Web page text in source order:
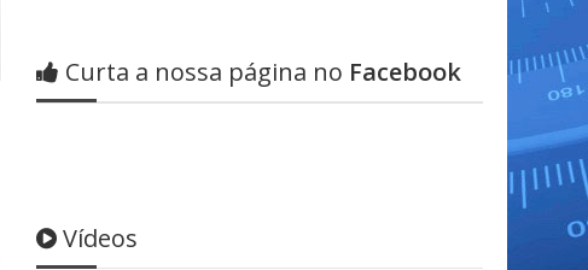
Curta a nossa página no Facebook
Vídeos